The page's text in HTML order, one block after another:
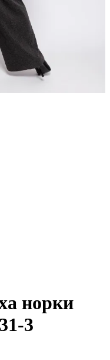
норки
3